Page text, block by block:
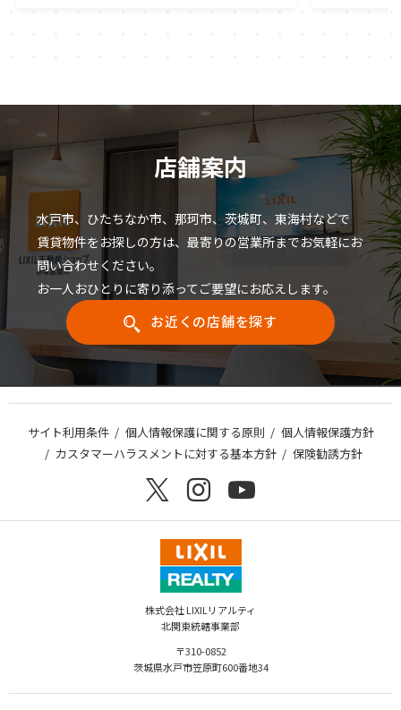
店舗案内
水戸市、ひたちなか市、那珂市、茨城町、東海村などで
賃貸物件をお探しの方は、最寄りの営業所までお気軽にお
問い合わせください。
お一人おひとりに寄り添ってご要望にお応えします。
お近くの店舗を探す
サイト利用条件 個人情報保護に関する原則
個人情報保護方針
カスタマーハラスメントに対する基本方針
保険勧誘方針
株式会社 LIXILリアルティ
北関東統轄事業部
〒310-0852
茨城県水戸市笠原町600番地34